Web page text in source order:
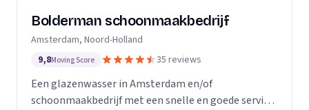
Bolderman schoonmaakbedrijf
Amsterdam, Noord-Holland
9,8Moving Score 35 reviews
Een glazenwasser in Amsterdam en/of
schoonmaakbedrijf met een snelle en goede service